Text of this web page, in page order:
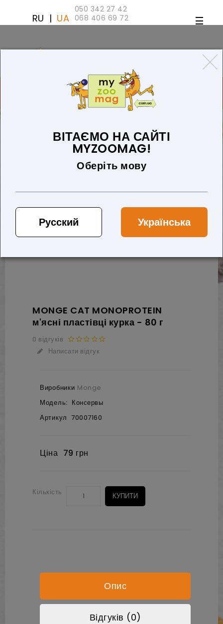
050 342 27 42
068 406 69 72
RU | UA
ТОВАРИ ДЛЯ КІШОК
БЛОГ
ПРО НАС
ТОВАРІВ 0 (0 ГРН)
ВІТАЄМО НА САЙТІ
MYZOOMAG!
Оберіть мову
Русский Українська
MONGE CAT MONOPROTEIN
м'ясні пластівці курка - 80 г
0 відгуків
Написати відгук
Виробники Monge
Модель: Консервы
Артикул 70007160
Ціна 79 грн
Кількість КУПИТИ
Опис
Відгуків (0)